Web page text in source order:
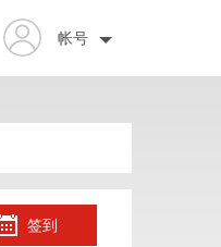
帐号
签到